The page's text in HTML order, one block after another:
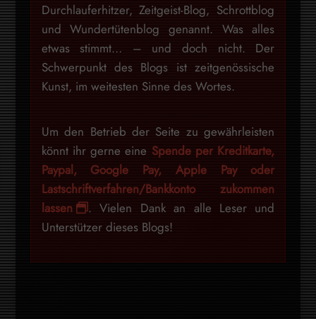
Durchlauferhitzer, Zeitgeist-Blog, Schrottblog
und Wundertütenblog genannt. Was alles
etwas stimmt… – und doch nicht. Der
Schwerpunkt des Blogs ist zeitgenössische
Kunst, im weitesten Sinne des Wortes.
Um den Betrieb der Seite zu gewährleisten
könnt ihr gerne eine Spende per Kreditkarte,
Paypal, Google Pay, Apple Pay oder
Lastschriftverfahren/Bankkonto zukommen
lassen
. Vielen Dank an alle Leser und
Unterstützer dieses Blogs!